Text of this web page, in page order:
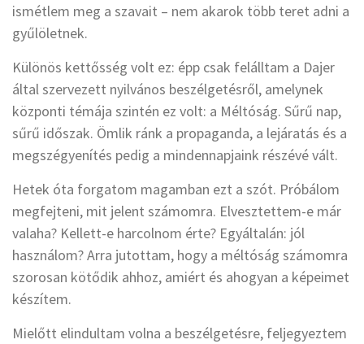
ismétlem meg a szavait – nem akarok több teret adni a
gyűlöletnek.
Különös kettősség volt ez: épp csak felálltam a Dajer
által szervezett nyilvános beszélgetésről, amelynek
központi témája szintén ez volt: a Méltóság. Sűrű nap,
sűrű időszak. Ömlik ránk a propaganda, a lejáratás és a
megszégyenítés pedig a mindennapjaink részévé vált.
Hetek óta forgatom magamban ezt a szót. Próbálom
megfejteni, mit jelent számomra. Elvesztettem-e már
valaha? Kellett-e harcolnom érte? Egyáltalán: jól
használom? Arra jutottam, hogy a méltóság számomra
szorosan kötődik ahhoz, amiért és ahogyan a képeimet
készítem.
Mielőtt elindultam volna a beszélgetésre, feljegyeztem